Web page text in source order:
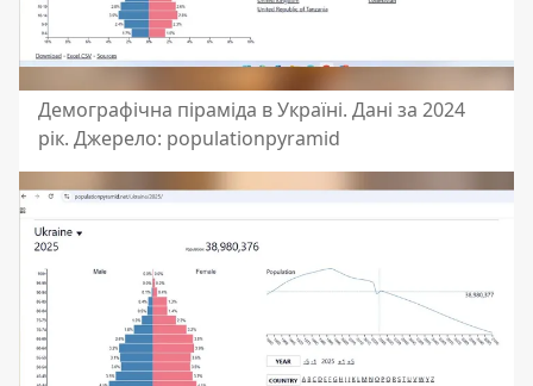
Демографічна піраміда в Україні. Дані за 2024
рік. Джерело: populationpyramid